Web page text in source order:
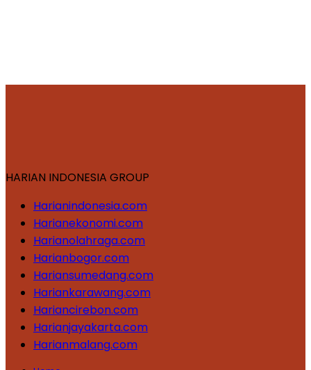
HARIAN INDONESIA GROUP
Harianindonesia.com
Harianekonomi.com
Harianolahraga.com
Harianbogor.com
Hariansumedang.com
Hariankarawang.com
Hariancirebon.com
Harianjayakarta.com
Harianmalang.com